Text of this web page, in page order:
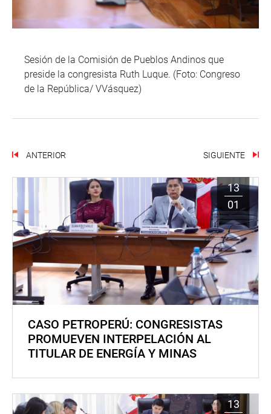
Sesión de la Comisión de Pueblos Andinos que
preside la congresista Ruth Luque. (Foto: Congreso
de la República/ VVásquez)
ANTERIOR SIGUIENTE
13
01
CASO PETROPERÚ: CONGRESISTAS
PROMUEVEN INTERPELACIÓN AL
TITULAR DE ENERGÍA Y MINAS
13